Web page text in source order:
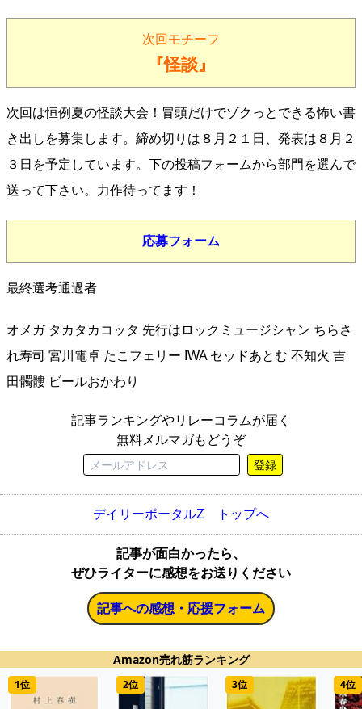
次回モチーフ
『怪談』
次回は恒例夏の怪談大会！冒頭だけでゾクっとできる怖い書
き出しを募集します。締め切りは８月２１日、発表は８月２
３日を予定しています。下の投稿フォームから部門を選んで
送って下さい。力作待ってます！
応募フォーム
最終選考通過者
オメガ タカタカコッタ 先行はロックミュージシャン ちらさ
れ寿司 宮川電卓 たこフェリー IWA セッドあとむ 不知火 吉
田髑髏 ビールおかわり
記事ランキングやリレーコラムが届く
無料メルマガもどうぞ
登録
デイリーポータルZ トップへ
記事が面白かったら、
ぜひライターに感想をお送りください
記事への感想・応援フォーム
Amazon売れ筋ランキング
1位 2位 3位 4位